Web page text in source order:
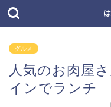
グルメ
人気のお肉屋
インでランチ